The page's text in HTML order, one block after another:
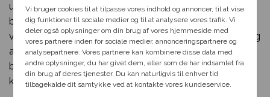
Vi bruger cookies til at tilpasse vores indhold og annoncer, til at vise
dig funktioner til sociale medier og til at analysere vores trafik. Vi
deler også oplysninger om din brug af vores hjemmeside med
vores partnere inden for sociale medier, annonceringspartnere og
analysepartnere. Vores partnere kan kombinere disse data med
andre oplysninger, du har givet dem, eller som de har indsamlet fra
din brug af deres tjenester. Du kan naturligvis til enhver tid
tilbagekalde dit samtykke ved at kontakte vores kundeservice.
uddannet personale, der er vant til at arbejde med
blomster og har kreative evner. De blomsterdekoratører
vi samarbejder med, binder blomster til enhver anledning
alt lige frajubilæum ,fødselsdageogMors dagtil
begravelser og bisættelser. Alleblomsterer friske og
kvaliteten er i top.
passer til dig, så hjælper vi
dig videre med at finde den
perfekte rabat til dit svar.
Fødselsdag